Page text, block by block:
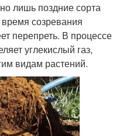
лишь поздние сорта
время созревания
перепреть. В процессе
углекислый газ,
видам растений.